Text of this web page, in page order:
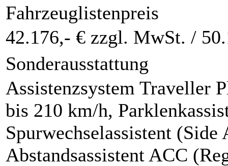
Fahrzeuglistenpreis
42.176,- € zzgl. MwSt. /
Sonderausstattung
Assistenzsystem Traveller
bis 210 km/h,
Spurwechselassistent
Abstandsassistent ACC